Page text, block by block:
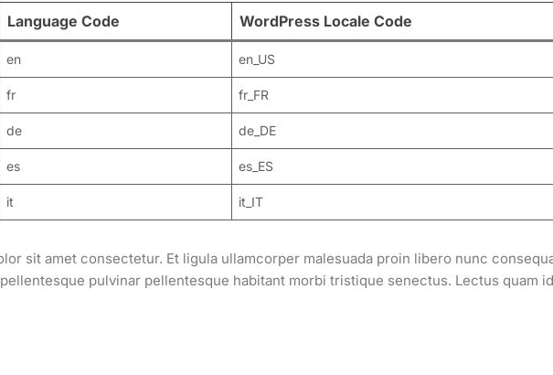
Language Code WordPress Locale Code
en en_US
fr fr_FR
de de_DE
es es_ES
it it_IT
sit amet consectetur. Et ligula ullamcorper malesuada proin libero nunc
pulvinar pellentesque habitant morbi tristique senectus. Lectus quam id